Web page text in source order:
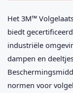
Het 3M™
biedt
industriële
dampen en
normen voor